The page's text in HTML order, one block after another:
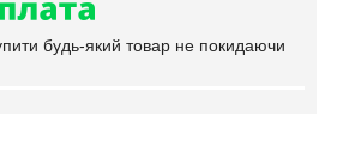
будь-який товар не покидаючи